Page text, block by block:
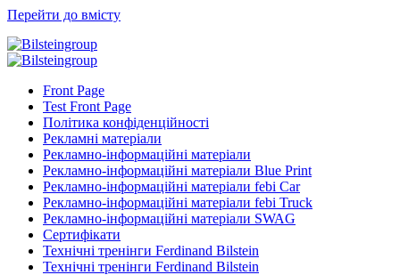
Перейти до вмісту
Front Page
Test Front Page
Політика конфіденційності
Рекламні матеріали
Рекламно-інформаційні матеріали
Рекламно-інформаційні матеріали Blue Print
Рекламно-інформаційні матеріали febi Car
Рекламно-інформаційні матеріали febi Truck
Рекламно-інформаційні матеріали SWAG
Сертифікати
Технічні тренінги Ferdinand Bilstein
Технічні тренінги Ferdinand Bilstein